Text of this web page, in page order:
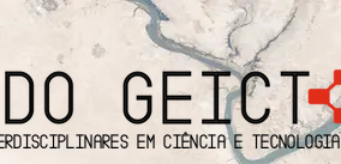
em Ciência e Tecnologia